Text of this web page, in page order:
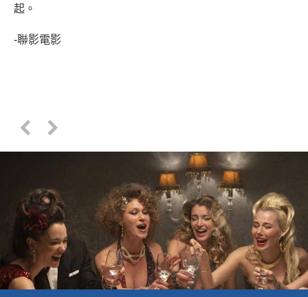
起。
-聯影電影